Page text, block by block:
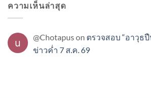
ความเห็นล่าสุด
@Chotapuson ตรวจสอบ “อาวุธ
ข่าวค่ำ 7 ส.ค. 69